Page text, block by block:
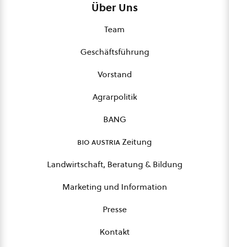
Über Uns
Team
Geschäftsführung
Vorstand
Agrarpolitik
BANG
bio austriaZeitung
Landwirtschaft, Beratung & Bildung
Marketing und Information
Presse
Kontakt